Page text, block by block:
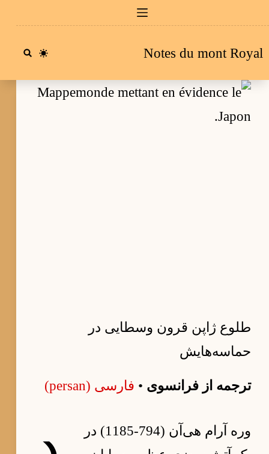
contenu
Notes du mont Royal
طلوع ژاپن قرون وسطایی در
حماسه‌هایش
ترجمه از فرانسوی • فارسی (persan)
وره آرام هی‌آن (794-1185) در